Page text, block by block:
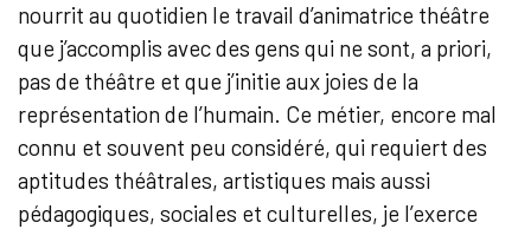
nourrit au quotidien le travail d’animatrice théâtre
que j’accomplis avec des gens qui ne sont, a priori,
pas de théâtre et que j’initie aux joies de la
représentation de l’humain. Ce métier, encore mal
connu et souvent peu considéré, qui requiert des
aptitudes théâtrales, artistiques mais aussi
pédagogiques, sociales et culturelles, je l’exerce